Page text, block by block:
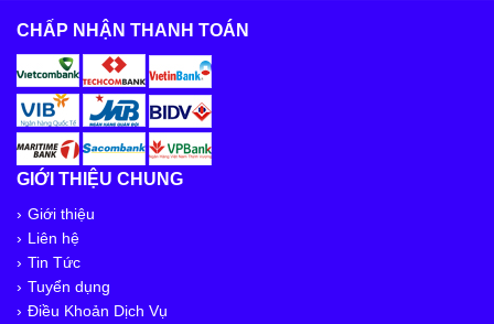
CHẤP NHẬN THANH TOÁN
GIỚI THIỆU CHUNG
Giới thiệu
Liên hệ
Tin Tức
Tuyển dụng
Điều Khoản Dịch Vụ